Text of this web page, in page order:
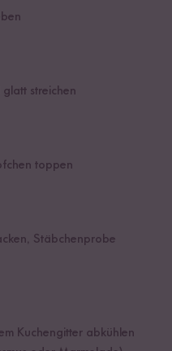
glatt streichen
toppen
Stäbchenprobe
Kuchengitter abkühlen